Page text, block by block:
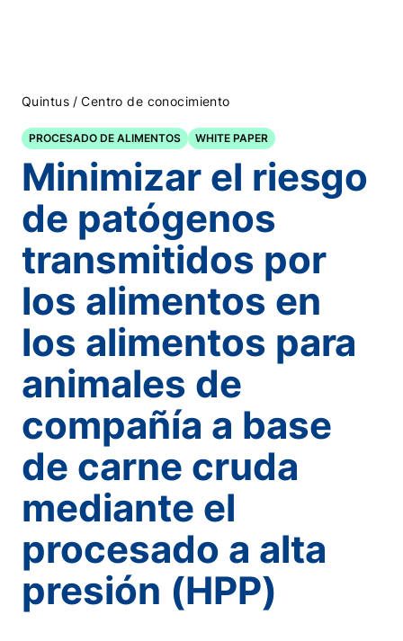
Quintus / Centro de conocimiento
PROCESADO DE ALIMENTOS WHITE PAPER
Minimizar el riesgo
de patógenos
transmitidos por
los alimentos en
los alimentos para
animales de
compañía a base
de carne cruda
mediante el
procesado a alta
presión (HPP)